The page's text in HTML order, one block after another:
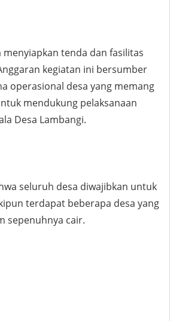
tenda dan fasilitas
kegiatan ini bersumber
operasional desa yang memang
mendukung pelaksanaan
Desa Lambangi.
seluruh desa diwajibkan untuk
terdapat beberapa desa yang
sepenuhnya cair.